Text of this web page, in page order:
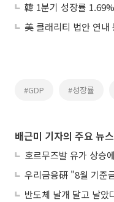
#GDP #성장률
배근미 기자의 주요 뉴스